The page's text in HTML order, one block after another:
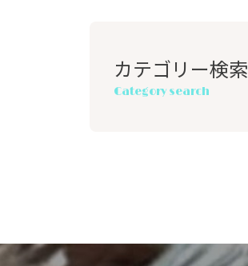
カテゴリー検索
Category search